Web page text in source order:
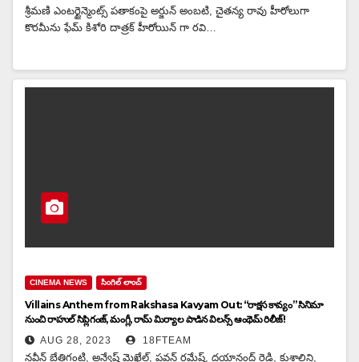
శ్రీమణి ఎంటర్టైన్మెంట్స్ పతాకంపై అర్జున్ అంబటి, చైతన్య రావు హీరోలుగా
కొరమీను ఫేమ్ కిశోరి దాత్రక్ హీరోయిన్ గా రవి…
CINEMA NEWS సింగిల్ లాంచ్
Villains Anthem from Rakshasa Kavyam Out: “రాక్షస కావ్యం” సినిమా
నుంచి రాహుల్ సిప్లిగంజ్, మంగ్లీ, రామ్ మిర్యాల పాడిన విలన్స్ ఆంథెమ్ రిలీజ్!
AUG 28, 2023 18FTEAM
నవీన్ బేతిగంటి, అన్వేష్ మైఖేల్, పవన్ రమేష్, దయానంద్ రెడ్డి, కుశాలిని,